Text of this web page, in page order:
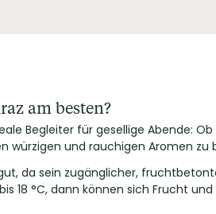
am besten?
Begleiter für gesellige Abende:
würzigen und rauchigen Aromen zu
da sein zugänglicher,
18 °C, dann können sich Frucht